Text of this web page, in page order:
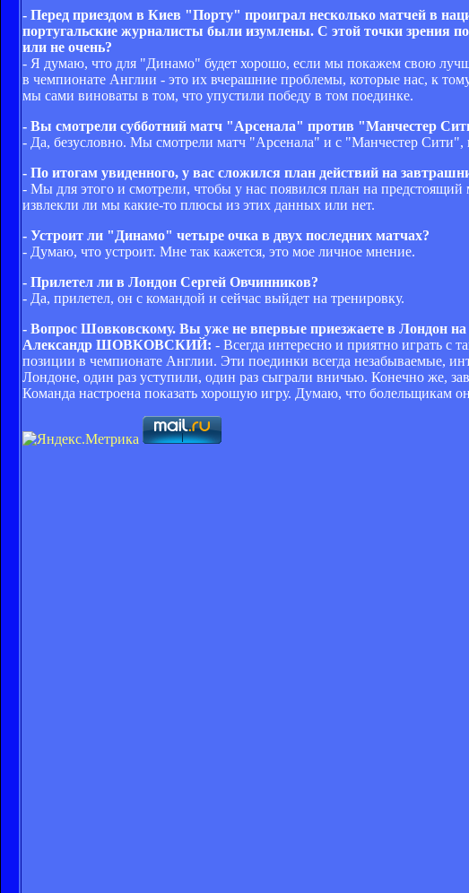
- Перед приездом в Киев "Порту" проиграл несколько матчей в
португальские журналисты были изумлены. С этой точки зрения
или не очень?
- Я думаю, что для "Динамо" будет хорошо, если мы покажем свою
в чемпионате Англии - это их вчерашние проблемы, которые нас, к
мы сами виноваты в том, что упустили победу в том поединке.
- Вы смотрели субботний матч "Арсенала" против "Манчестер
- Да, безусловно. Мы смотрели матч "Арсенала" и с "Манчестер
- По итогам увиденного, у вас сложился план действий на
- Мы для этого и смотрели, чтобы у нас появился план на
извлекли ли мы какие-то плюсы из этих данных или нет.
- Устроит ли "Динамо" четыре очка в двух последних матчах?
- Думаю, что устроит. Мне так кажется, это мое личное мнение.
- Прилетел ли в Лондон Сергей Овчинников?
- Да, прилетел, он с командой и сейчас выйдет на тренировку.
- Вопрос Шовковскому. Вы уже не впервые приезжаете в Лондон
Александр ШОВКОВСКИЙ: - Всегда интересно и приятно играть
позиции в чемпионате Англии. Эти поединки всегда незабываемые,
Лондоне, один раз уступили, один раз сыграли вничью. Конечно же,
Команда настроена показать хорошую игру. Думаю, что болельщикам